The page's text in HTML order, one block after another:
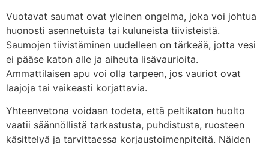
Vuotavat saumat ovat yleinen ongelma, joka voi johtua
huonosti asennetuista tai kuluneista tiivisteistä.
Saumojen tiivistäminen uudelleen on tärkeää, jotta vesi
ei pääse katon alle ja aiheuta lisävaurioita.
Ammattilaisen apu voi olla tarpeen, jos vauriot ovat
laajoja tai vaikeasti korjattavia.
Yhteenvetona voidaan todeta, että peltikaton huolto
vaatii säännöllistä tarkastusta, puhdistusta, ruosteen
käsittelyä ja tarvittaessa korjaustoimenpiteitä. Näiden